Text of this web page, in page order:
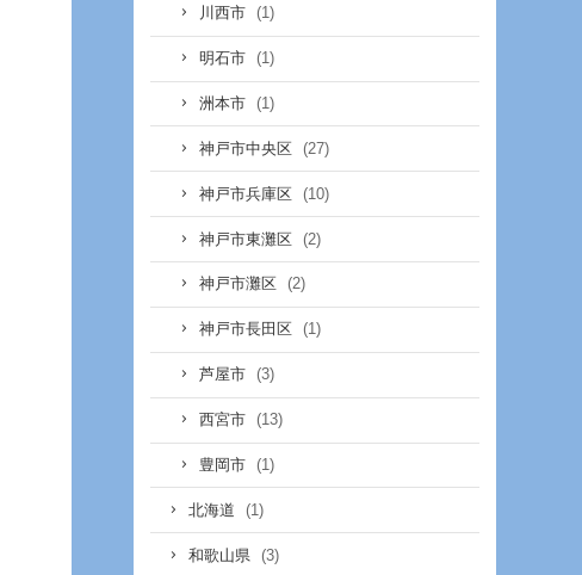
川西市 (1)
明石市 (1)
洲本市 (1)
神戸市中央区 (27)
神戸市兵庫区 (10)
神戸市東灘区 (2)
神戸市灘区 (2)
神戸市長田区 (1)
芦屋市 (3)
西宮市 (13)
豊岡市 (1)
北海道 (1)
和歌山県 (3)